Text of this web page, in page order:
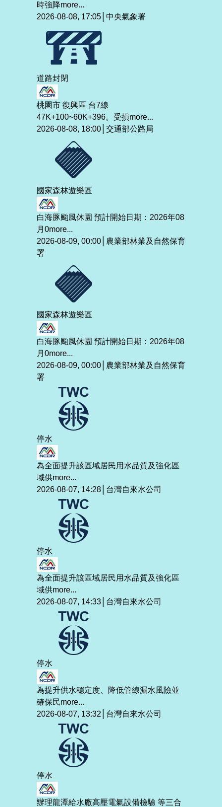
時強降more...
2026-08-08, 17:05│中央氣象署
道路封閉
桃園市 復興區 台7線
47K+100~60K+396。受損more...
2026-08-08, 18:00│交通部公路局
國家森林遊樂區
白海豚颱風休園 預計開始日期：2026年08
月0more...
2026-08-09, 00:00│農業部林業及自然保育
署
國家森林遊樂區
白海豚颱風休園 預計開始日期：2026年08
月0more...
2026-08-09, 00:00│農業部林業及自然保育
署
停水
為全面提升該區域居民用水品質及強化區
域供more...
2026-08-07, 14:28│台灣自來水公司
停水
為全面提升該區域居民用水品質及強化區
域供more...
2026-08-07, 14:33│台灣自來水公司
停水
為提升供水穩定度、降低管線漏水風險並
確保民more...
2026-08-07, 13:32│台灣自來水公司
停水
辦理龍潭給水廠高壓電氣設備檢驗 等三合